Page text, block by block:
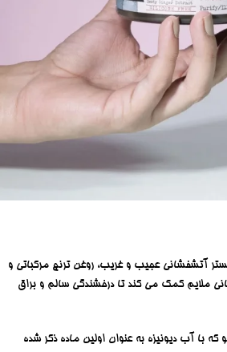
آتشفشانی عجیب و غریب، روغن ترنج مرکباتی و
ملایم کمک می کند تا درخشندگی سالم و براق
که با آب دیونیزه به عنوان اولین ماده ذکر شده